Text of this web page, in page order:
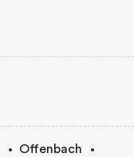
Offenbach